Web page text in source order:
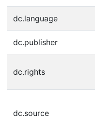
dc.language
dc.publisher
dc.rights
dc.source